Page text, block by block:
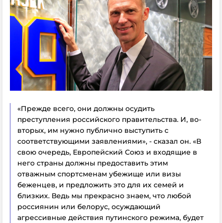
«Прежде всего, они должны осудить
преступления российского правительства. И, во-
вторых, им нужно публично выступить с
соответствующими заявлениями», - сказал он. «В
свою очередь, Европейский Союз и входящие в
него страны должны предоставить этим
отважным спортсменам убежище или визы
беженцев, и предложить это для их семей и
близких. Ведь мы прекрасно знаем, что любой
россиянин или белорус, осуждающий
агрессивные действия путинского режима, будет